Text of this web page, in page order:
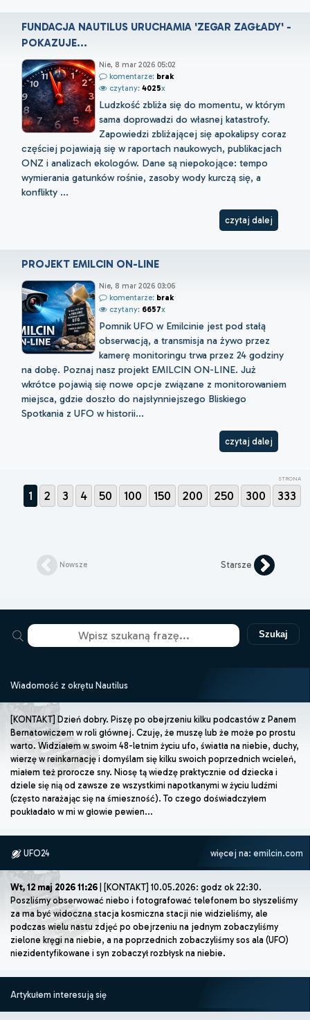
FUNDACJA NAUTILUS URUCHAMIA 'ZEGAR ZAGŁADY' -
POKAZUJE...
Nie, 8 mar 2026 05:02
komentarze: brak
czytany: 4025x
Ludzkość zbliża się do momentu, w którym
sama doprowadzi do własnej katastrofy.
Zapowiedzi zbliżającej się apokalipsy coraz
częściej pojawiają się w raportach naukowych, publikacjach
ONZ i analizach ekologów. Dane są niepokojące: tempo
wymierania gatunków rośnie, zasoby wody kurczą się, a
konflikty ...
czytaj dalej
PROJEKT EMILCIN ON-LINE
Nie, 8 mar 2026 03:06
komentarze: brak
czytany: 6657x
Pomnik UFO w Emilcinie jest pod stałą
obserwacją, a transmisja na żywo przez
kamerę monitoringu trwa przez 24 godziny
na dobę. Poznaj nasz projekt EMILCIN ON-LINE. Już
wkrótce pojawią się nowe opcje związane z monitorowaniem
miejsca, gdzie doszło do najsłynniejszego Bliskiego
Spotkania z UFO w historii...
czytaj dalej
STRONA
1 2 3 4 50 100 150 200 250 300 333
Nowsze Starsze
Szukaj
Wiadomość z okrętu Nautilus
[KONTAKT] Dzień dobry. Piszę po obejrzeniu kilku podcastów z Panem
Bernatowiczem w roli głównej. Czuję, że muszę lub że może po prostu
warto. Widziałem w swoim 48-letnim życiu ufo, światła na niebie, duchy,
wierzę w reinkarnację i domyślam się kilku swoich poprzednich wcieleń,
miałem też prorocze sny. Niosę tą wiedzę praktycznie od dziecka i
dziele się nią od zawsze ze wszystkimi napotkanymi w życiu ludźmi
(często narażając się na śmieszność). To czego doświadczyłem
poukładało w mi w głowie pewien...
UFO24 więcej na: emilcin.com
Wt, 12 maj 2026 11:26 | [KONTAKT] 10.05.2026: godz ok 22:30.
Poszliśmy obserwować niebo i fotografować telefonem bo słyszeliśmy
za ma być widoczna stacja kosmiczna stacji nie widzieliśmy, ale
podczas wielu nastu zdjęć po obejrzeniu na jednym zobaczyliśmy
zielone kręgi na niebie, a na poprzednich zobaczyliśmy sos ala (UFO)
niezidentyfikowane i syn zobaczył rozbłysk na niebie.
Artykułem interesują się